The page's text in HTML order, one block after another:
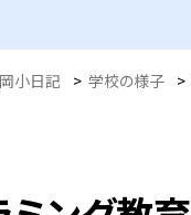
小日記 > 学校の様子 >